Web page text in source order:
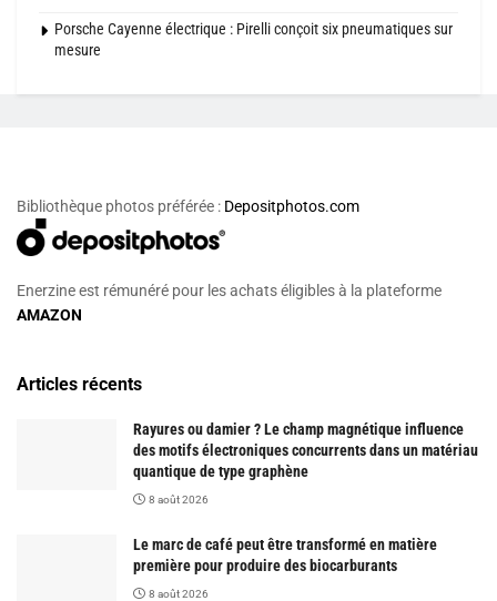
Porsche Cayenne électrique : Pirelli conçoit six pneumatiques sur
mesure
Bibliothèque photos préférée : Depositphotos.com
Enerzine est rémunéré pour les achats éligibles à la plateforme
AMAZON
Articles récents
Rayures ou damier ? Le champ magnétique influence
des motifs électroniques concurrents dans un matériau
quantique de type graphène
8 août 2026
Le marc de café peut être transformé en matière
première pour produire des biocarburants
8 août 2026